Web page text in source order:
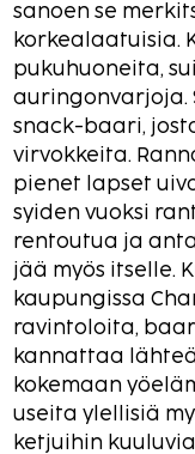
sanoen se
korkealaatuisia.
pukuhuoneita,
auringonvarjoja.
snack-baari,
virvokkeita.
pienet lapset
syiden vuoksi
rentoutua ja
jää myös itselle.
kaupungissa
ravintoloita,
kannattaa
kokemaan
useita ylellisiä
ketjuihin